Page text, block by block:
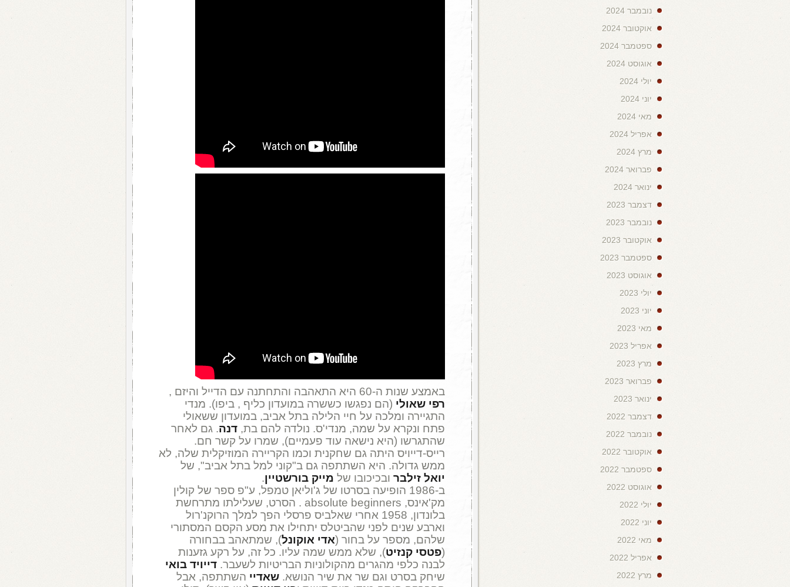
באמצע שנות ה-60 היא התאהבה והתחתנה עם הדייל והיזם ,
רפי שאולי (הם נפגשו כששרה במועדון כליף , ביפו). מנדי
התגיירה ומלכה על חיי הלילה בתל אביב, במועדון ששאולי
פתח ונקרא על שמה, מנדי'ס. נולדה להם בת, דנה. גם לאחר
שהתגרשו (היא נישאה עוד פעמיים), שמרו על קשר חם.
רייס-דייויס היתה גם שחקנית וכמו הקריירה המוזיקלית שלה, לא
ממש גדולה. היא השתתפה גם ב"קוני למל בתל אביב", של
יואל זילבר ובכיכובו של מייק בורשטיין.
ב-1986 הופיעה בסרטו של ג'וליאן טמפל, ע"פ ספר של קולין
מק'אינס, absolute beginners . הסרט, שעלילתו מתרחשת
בלונדון, 1958 אחרי שאלביס פרסלי הפך למלך הרוקנ'רול
וארבע שנים לפני שהביטלס יתחילו את מסע הקסם המסתורי
שלהם, מספר על בחור (אדי אוקונל), שמתאהב בבחורה
(פטסי קנזיט), שלא ממש שמה עליו. כל זה, על רקע גזענות
לבנה כלפי מהגרים מהקולוניות הבריטיות לשעבר. דייויד בואי
שיחק בסרט וגם שר את שיר הנושא. שאדיי השתתפה, אבל
נובמבר 2024
אוקטובר 2024
ספטמבר 2024
אוגוסט 2024
יולי 2024
יוני 2024
מאי 2024
אפריל 2024
מרץ 2024
פברואר 2024
ינואר 2024
דצמבר 2023
נובמבר 2023
אוקטובר 2023
ספטמבר 2023
אוגוסט 2023
יולי 2023
יוני 2023
מאי 2023
אפריל 2023
מרץ 2023
פברואר 2023
ינואר 2023
דצמבר 2022
נובמבר 2022
אוקטובר 2022
ספטמבר 2022
אוגוסט 2022
יולי 2022
יוני 2022
מאי 2022
אפריל 2022
מרץ 2022